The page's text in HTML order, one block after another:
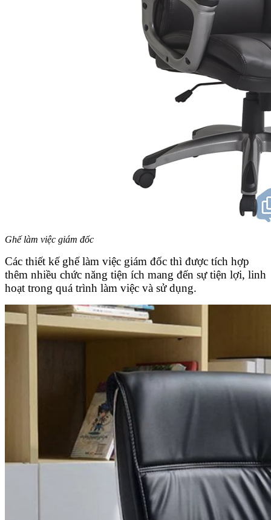
Ghế làm việc giám đốc
Các thiết kế ghế làm việc giám đốc thì được tích hợp
thêm nhiều chức năng tiện ích mang đến sự tiện lợi, linh
hoạt trong quá trình làm việc và sử dụng.